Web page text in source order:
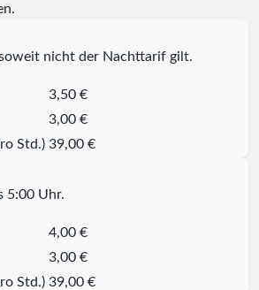
soweit nicht der Nachttarif gilt.
3,50 €
3,00 €
Std.) 39,00 €
5:00 Uhr.
4,00 €
3,00 €
Std.) 39,00 €